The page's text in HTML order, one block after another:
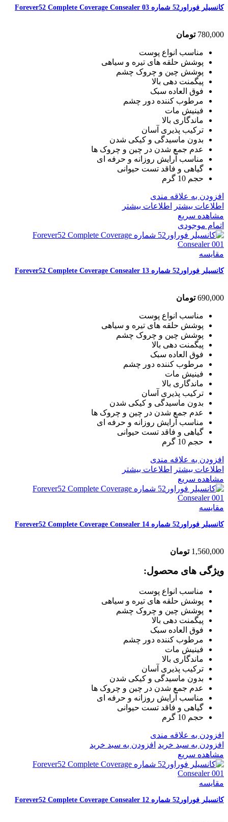
کانسیلر فوراور52 شماره Forever52 Complete Coverage Consealer 03
780,000 تومان
مناسب انواع پوست
پوشش حلقه های تیره و سیاهی
پوشش چین و چروک چشم
پیگمنت دهی بالا
فوق العاده سبک
مرطوب کننده دور چشم
فینیش مات
ماندگاری بالا
ترکیب پذیری آسان
بدون ماسیدگی و کیکی شدن
عدم جمع شدن در چین و چروک ها
مناسب آرایش روزانه و حرفه ای
گیاهی و فاقد تست حیوانی
حجم 10 گرم
افزودن به علاقه مندی
اطلاعات بیشتر
اطلاعات بیشتر
مشاهده سریع
اتمام موجودی
مقایسه
کانسیلر فوراور52 شماره Forever52 Complete Coverage Consealer 13
690,000 تومان
مناسب انواع پوست
پوشش حلقه های تیره و سیاهی
پوشش چین و چروک چشم
پیگمنت دهی بالا
فوق العاده سبک
مرطوب کننده دور چشم
فینیش مات
ماندگاری بالا
ترکیب پذیری آسان
بدون ماسیدگی و کیکی شدن
عدم جمع شدن در چین و چروک ها
مناسب آرایش روزانه و حرفه ای
گیاهی و فاقد تست حیوانی
حجم 10 گرم
افزودن به علاقه مندی
اطلاعات بیشتر
اطلاعات بیشتر
مشاهده سریع
مقایسه
کانسیلر فوراور52 شماره Forever52 Complete Coverage Consealer 14
1,560,000 تومان
ویژگی های محصول:
مناسب انواع پوست
پوشش حلقه های تیره و سیاهی
پوشش چین و چروک چشم
پیگمنت دهی بالا
فوق العاده سبک
مرطوب کننده دور چشم
فینیش مات
ماندگاری بالا
ترکیب پذیری آسان
بدون ماسیدگی و کیکی شدن
عدم جمع شدن در چین و چروک ها
مناسب آرایش روزانه و حرفه ای
گیاهی و فاقد تست حیوانی
حجم 10 گرم
افزودن به علاقه مندی
افزودن به سبد خرید افزودن به سبد خرید
مشاهده سریع
مقایسه
کانسیلر فوراور52 شماره Forever52 Complete Coverage Consealer 12